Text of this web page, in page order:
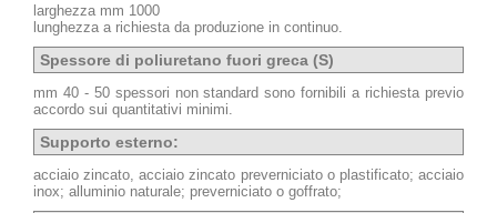
larghezza mm 1000
lunghezza a richiesta da produzione in continuo.
Spessore di poliuretano fuori greca (S)
mm 40 - 50 spessori non standard sono fornibili a richiesta previo
accordo sui quantitativi minimi.
Supporto esterno:
acciaio zincato, acciaio zincato preverniciato o plastificato; acciaio
inox; alluminio naturale; preverniciato o goffrato;